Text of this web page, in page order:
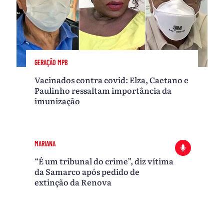
GERAÇÃO MPB
Vacinados contra covid: Elza, Caetano e
Paulinho ressaltam importância da
imunização
MARIANA
“É um tribunal do crime”, diz vítima
da Samarco após pedido de
extinção da Renova